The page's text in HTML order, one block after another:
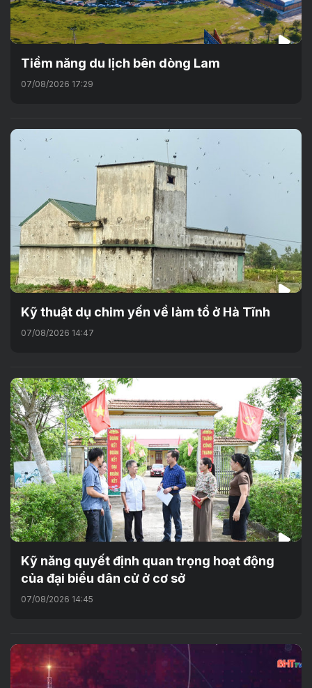
Tiềm năng du lịch bên dòng Lam
07/08/2026 17:29
Kỹ thuật dụ chim yến về làm tổ ở Hà Tĩnh
07/08/2026 14:47
Kỹ năng quyết định quan trọng hoạt động
của đại biểu dân cử ở cơ sở
07/08/2026 14:45